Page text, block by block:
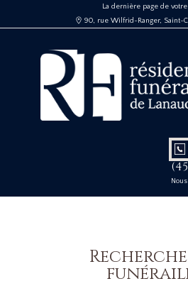
La dernière page de
90, rue Wilfrid-Ranger, Saint-